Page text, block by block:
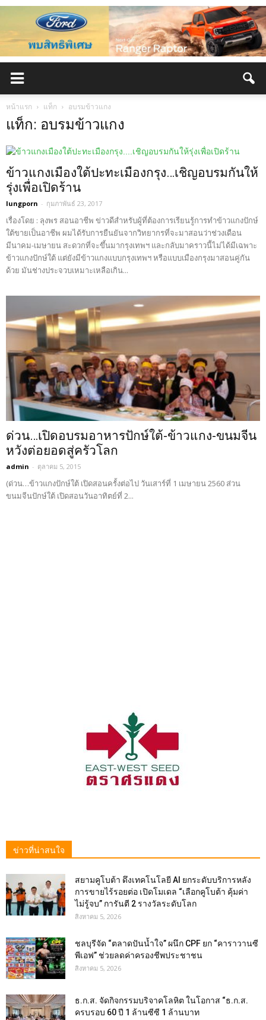
หน้าแรก แท็ก อบรมข้าวแกง
แท็ก: อบรมข้าวแกง
ข้าวแกงเมืองใต้ปะทะเมืองกรุง…เชิญอบรมกันให้
รุ่งเพื่อเปิดร้าน
lungporn - กุมภาพันธ์ 23, 2017
เรื่องโดย : ลุงพร สอนอาชีพ ข่าวดีสำหรับผู้ที่ต้องการเรียนรู้การทำข้าวแกงปักษ์
ใต้ขายเป็นอาชีพ ผมได้รับการยืนยันจากวิทยากรที่จะมาสอนว่าช่วงเดือน
มีนาคม-เมษายน สะดวกที่จะขึ้นมากรุงเทพฯ และกลับมาคราวนี้ไม่ได้มีเฉพาะ
ข้าวแกงปักษ์ใต้ แต่ยังมีข้าวแกงแบบกรุงเทพฯ หรือแบบเมืองกรุงมาสอนคู่กัน
ด้วย มันช่างประจวบเหมาะเหลือเกิน...
ด่วน…เปิดอบรมอาหารปักษ์ใต้-ข้าวแกง-ขนมจีน
หวังต่อยอดสู่ครัวโลก
admin - ตุลาคม 5, 2015
(ด่วน…ข้าวแกงปักษ์ใต้ เปิดสอนครั้งต่อไป วันเสาร์ที่ 1 เมษายน 2560 ส่วน
ขนมจีนปักษ์ใต้ เปิดสอนวันอาทิตย์ที่ 2...
ข่าวที่น่าสนใจ
สยามคูโบต้า ดึงเทคโนโลยี AI ยกระดับบริการหลัง
การขายไร้รอยต่อ เปิดโมเดล “เลือกคูโบต้า คุ้มค่า
ไม่รู้จบ” การันตี 2 รางวัลระดับโลก
สิงหาคม 5, 2026
ชลบุรีจัด “ตลาดปันน้ำใจ” ผนึก CPF ยก “คาราวานซี
พีเอฟ” ช่วยลดค่าครองชีพประชาชน
สิงหาคม 5, 2026
ธ.ก.ส. จัดกิจกรรมบริจาคโลหิต ในโอกาส “ธ.ก.ส.
ครบรอบ 60 ปี 1 ล้านซีซี 1 ล้านบาท